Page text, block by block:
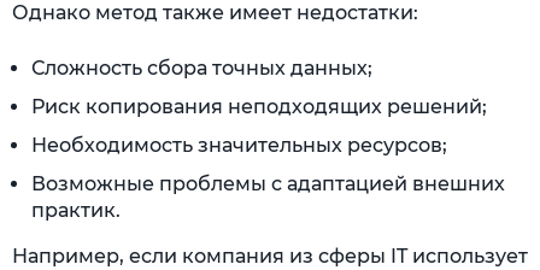
Однако метод также имеет недостатки:
Сложность сбора точных данных;
Риск копирования неподходящих решений;
Необходимость значительных ресурсов;
Возможные проблемы с адаптацией внешних
практик.
Например, если компания из сферы IT использует